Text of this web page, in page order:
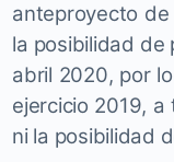
anteproyecto de
la posibilidad de
abril 2020, por
ejercicio 2019,
ni la posibilidad